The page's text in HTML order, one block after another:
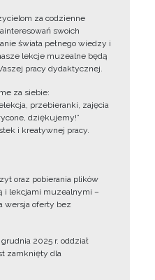
za codzienne
swoich
świata pełnego wiedzy i
lekcje muzealne będą
pracy dydaktycznej.
za siebie:
przebieranki, zajęcia
dziękujemy!”
i kreatywnej pracy.
oraz pobierania plików
i lekcjami muzealnymi –
wersja oferty bez
2025 r. oddział
zamknięty dla